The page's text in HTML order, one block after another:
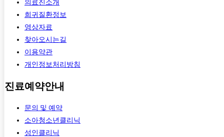
의료진소개
희귀질환정보
영상자료
찾아오시는길
이용약관
개인정보처리방침
진료예약안내
문의 및 예약
소아청소년클리닉
성인클리닉